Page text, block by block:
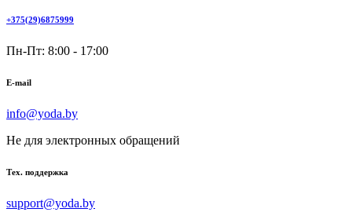
+375(29)6875999
Пн-Пт: 8:00 - 17:00
E-mail
info@yoda.by
Не для электронных обращений
Тех. поддержка
support@yoda.by